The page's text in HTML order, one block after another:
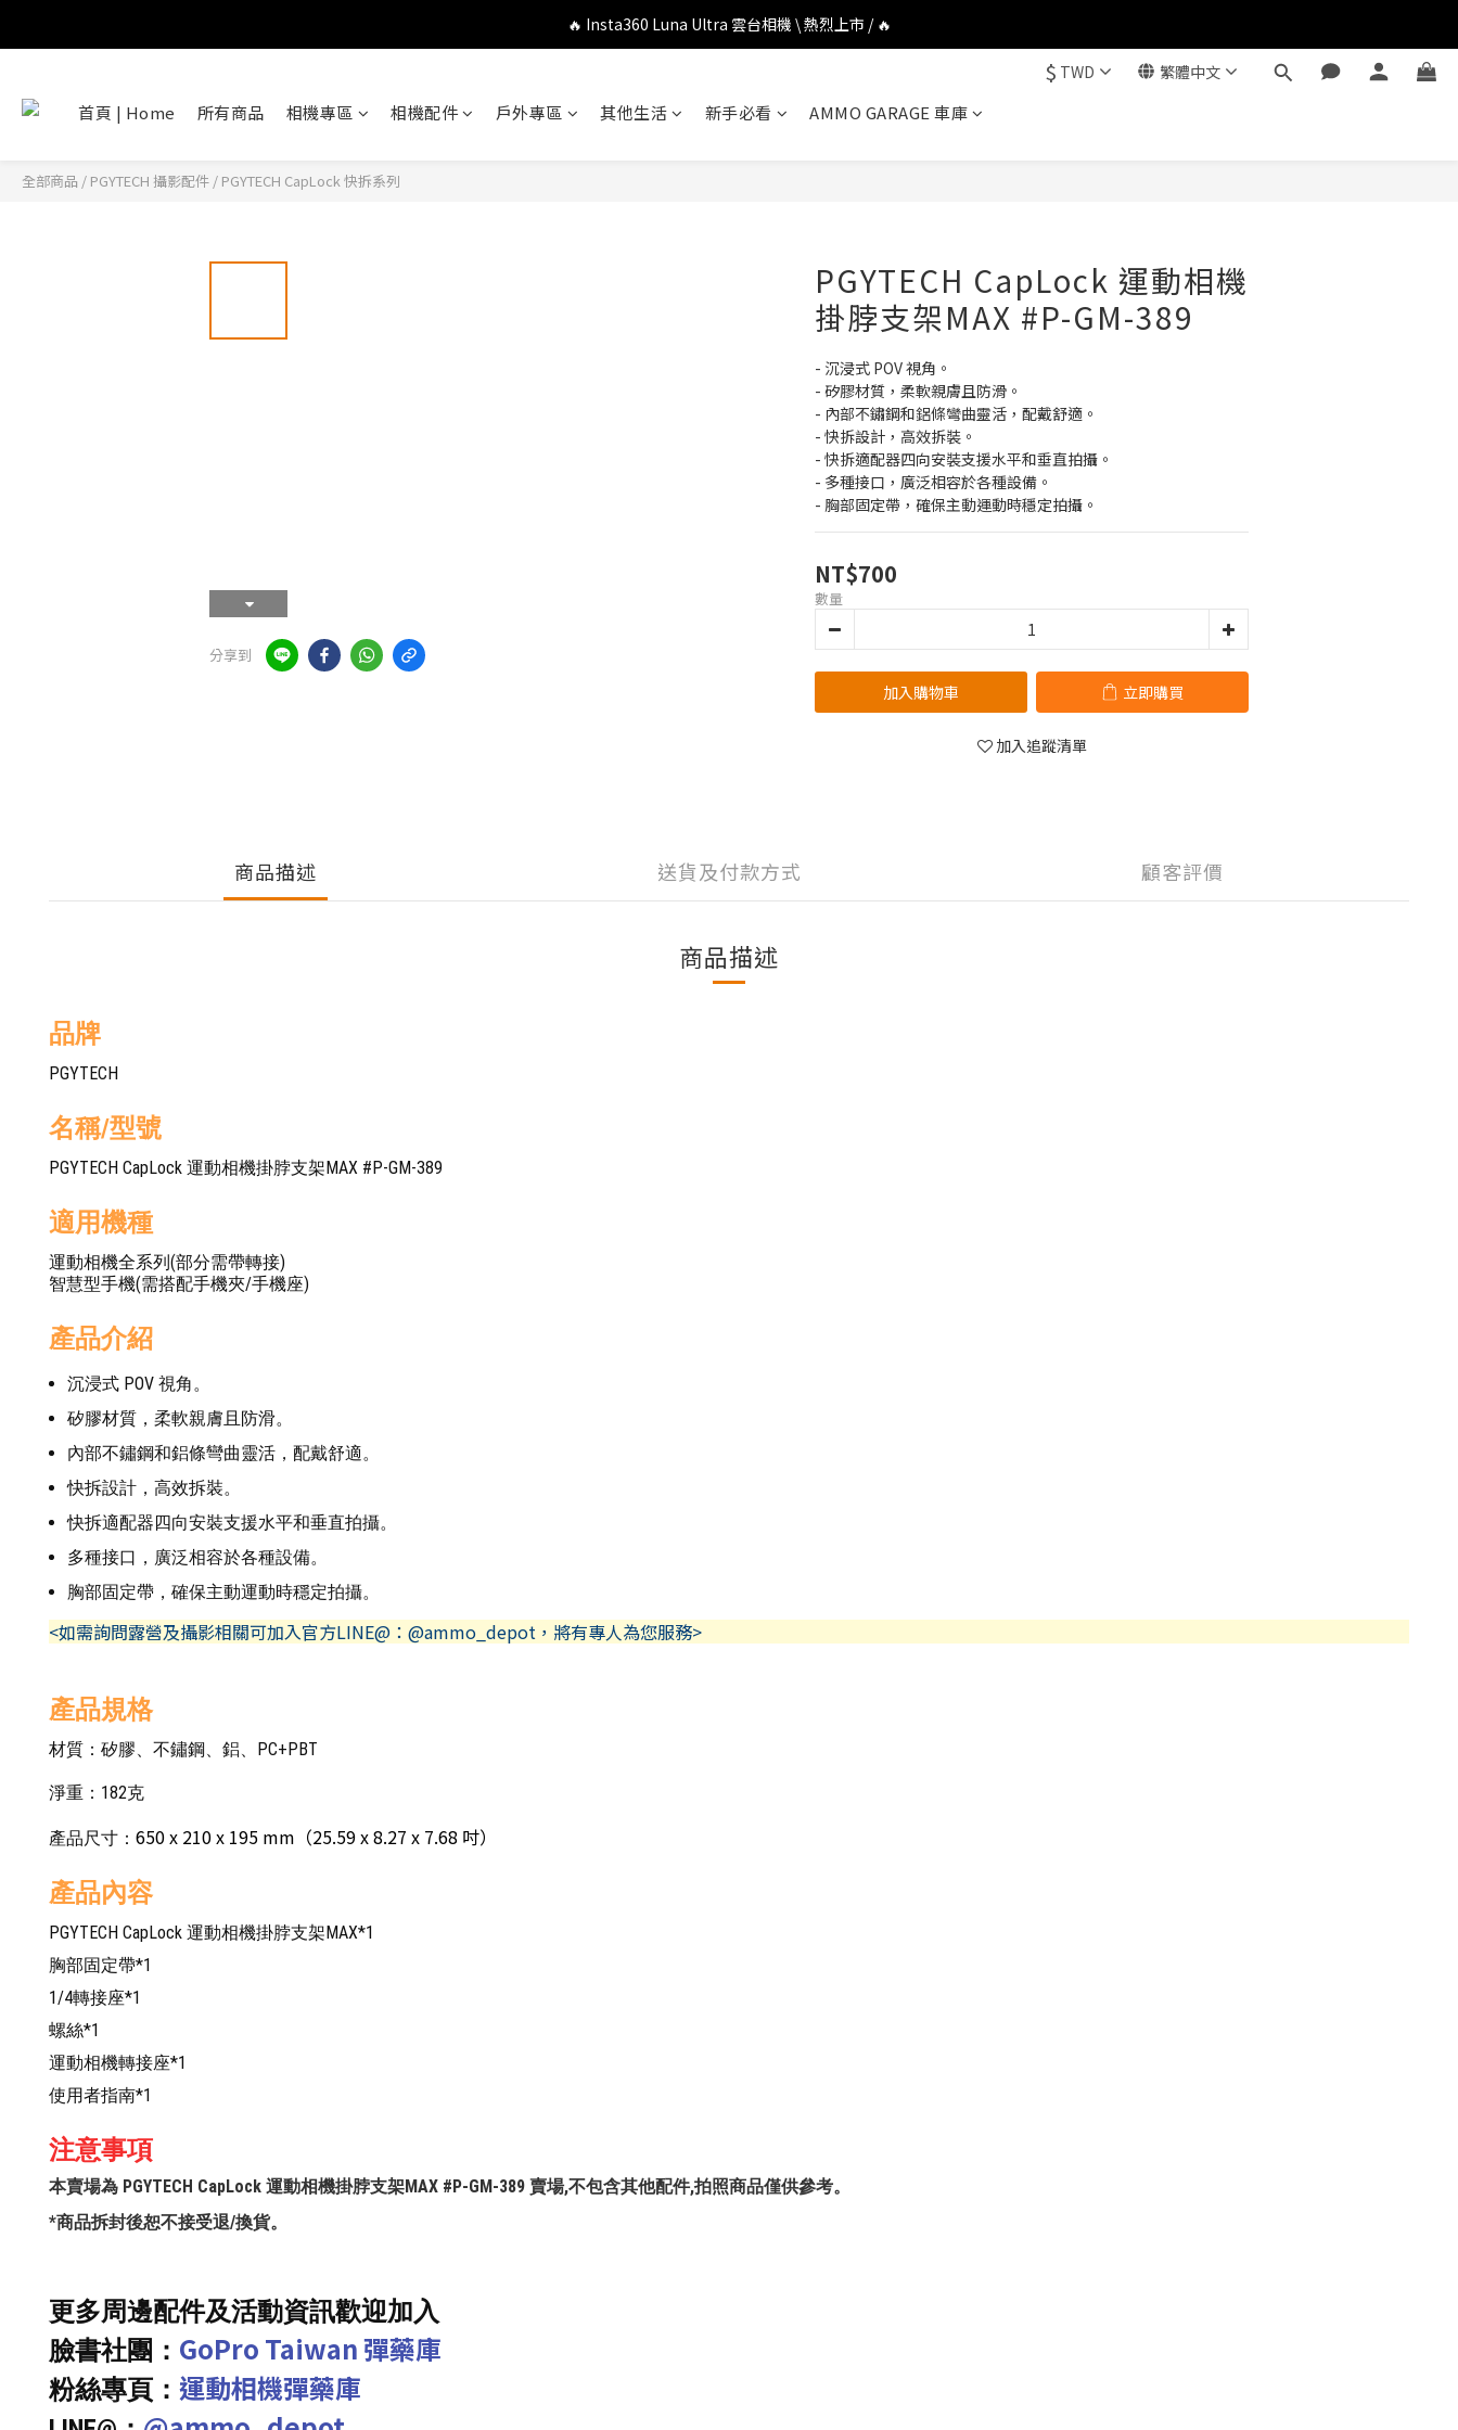
🔥 DJI OSMO POCKET 4P 口袋相機 \ 熱烈上市 / 🔥
🔥 Insta360 Luna Ultra 雲台相機 \ 熱烈上市 / 🔥
🔥 DJI OSMO POCKET 4P 口袋相機 \ 熱烈上市 / 🔥
$ TWD 繁體中文
首頁 | Home 所有商品 相機專區 相機配件 戶外專區 其他生活 新手必看 AMMO GARAGE 車庫
全部商品 / PGYTECH 攝影配件 / PGYTECH CapLock 快拆系列
分享到
PGYTECH CapLock 運動相機
掛脖支架MAX #P-GM-389
- 沉浸式 POV 視角。
- 矽膠材質，柔軟親膚且防滑。
- 內部不鏽鋼和鋁條彎曲靈活，配戴舒適。
- 快拆設計，高效拆裝。
- 快拆適配器四向安裝支援水平和垂直拍攝。
- 多種接口，廣泛相容於各種設備。
- 胸部固定帶，確保主動運動時穩定拍攝。
NT$700
數量
加入購物車 立即購買
加入追蹤清單
商品描述 送貨及付款方式 顧客評價
商品描述
品牌
PGYTECH
名稱/型號
PGYTECH CapLock 運動相機掛脖支架MAX #P-GM-389
適用機種
運動相機全系列(部分需帶轉接)
智慧型手機(需搭配手機夾/手機座)
產品介紹
沉浸式 POV 視角。
矽膠材質，柔軟親膚且防滑。
內部不鏽鋼和鋁條彎曲靈活，配戴舒適。
快拆設計，高效拆裝。
快拆適配器四向安裝支援水平和垂直拍攝。
多種接口，廣泛相容於各種設備。
胸部固定帶，確保主動運動時穩定拍攝。
<如需詢問露營及攝影相關可加入官方LINE@：@ammo_depot，將有專人為您服務>
產品規格
材質：矽膠、不鏽鋼、鋁、PC+PBT
淨重：182克
產品尺寸： 650 x 210 x 195 mm（25.59 x 8.27 x 7.68 吋）
產品內容
PGYTECH CapLock 運動相機掛脖支架MAX*1
胸部固定帶*1
1/4轉接座*1
螺絲*1
運動相機轉接座*1
使用者指南*1
注意事項
本賣場為 PGYTECH CapLock 運動相機掛脖支架MAX #P-GM-389 賣場,不包含其他配件,拍照商品僅供參考。
*商品拆封後恕不接受退/換貨。
更多周邊配件及活動資訊歡迎加入
臉書社團： GoPro Taiwan 彈藥庫
粉絲專頁： 運動相機彈藥庫